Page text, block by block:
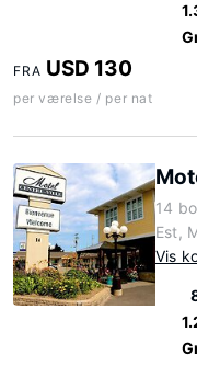
FRA USD 130
per værelse / per nat
14
Est,
Vis